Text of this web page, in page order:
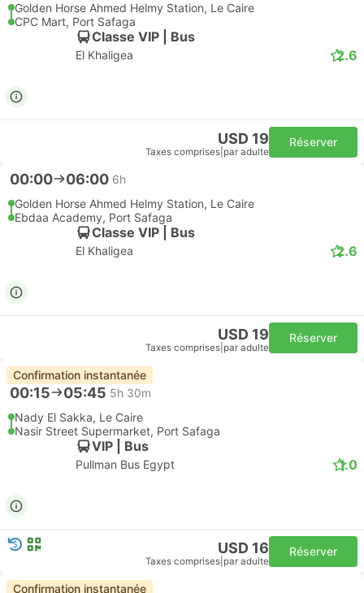
Golden Horse Ahmed Helmy Station, Le Caire
CPC Mart, Port Safaga
Classe VIP | Bus
El Khaligea 2.6
USD 19
Taxes comprises par adulte
Réserver
00:00 06:00 6h
Golden Horse Ahmed Helmy Station, Le Caire
Ebdaa Academy, Port Safaga
Classe VIP | Bus
El Khaligea 2.6
USD 19
Taxes comprises par adulte
Réserver
Confirmation instantanée
00:15 05:45 5h 30m
Nady El Sakka, Le Caire
Nasir Street Supermarket, Port Safaga
VIP | Bus
Pullman Bus Egypt 1.0
USD 16
Taxes comprises par adulte
Réserver
Confirmation instantanée